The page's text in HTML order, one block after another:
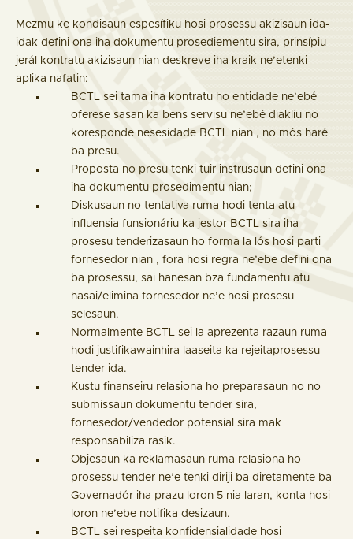
Mezmu ke kondisaun espesífiku hosi prosessu akizisaun ida-
idak defini ona iha dokumentu prosediementu sira, prinsípiu
jerál kontratu akizisaun nian deskreve iha kraik ne’etenki
aplika nafatin:
BCTL sei tama iha kontratu ho entidade ne’ebé
oferese sasan ka bens servisu ne’ebé diakliu no
koresponde nesesidade BCTL nian , no mós haré
ba presu.
Proposta no presu tenki tuir instrusaun defini ona
iha dokumentu prosedimentu nian;
Diskusaun no tentativa ruma hodi tenta atu
influensia funsionáriu ka jestor BCTL sira iha
prosesu tenderizasaun ho forma la lós hosi parti
fornesedor nian , fora hosi regra ne’ebe defini ona
ba prosessu, sai hanesan bza fundamentu atu
hasai/elimina fornesedor ne’e hosi prosesu
selesaun.
Normalmente BCTL sei la aprezenta razaun ruma
hodi justifikawainhira laaseita ka rejeitaprosessu
tender ida.
Kustu finanseiru relasiona ho preparasaun no no
submissaun dokumentu tender sira,
fornesedor/vendedor potensial sira mak
responsabiliza rasik.
Objesaun ka reklamasaun ruma relasiona ho
prosessu tender ne’e tenki diriji ba diretamente ba
Governadór iha prazu loron 5 nia laran, konta hosi
loron ne’ebe notifika desizaun.
BCTL sei respeita konfidensialidade hosi